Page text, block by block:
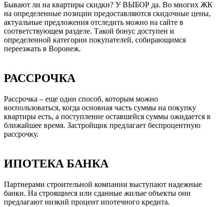
Бывают ли на квартиры скидки? У ВЫБОР да. Во многих ЖК
на определенные позиции предоставляются скидочные цены,
актуальные предложения отследить можно на сайте в
соответствующем разделе. Такой бонус доступен и
определенной категории покупателей, собирающимся
переезжать в Воронеж.
РАССРОЧКА
Рассрочка – еще один способ, которым можно
воспользоваться, когда основная часть суммы на покупку
квартиры есть, а поступление оставшейся суммы ожидается в
ближайшее время. Застройщик предлагает беспроцентную
рассрочку.
ИПОТЕКА БАНКА
Партнерами строительной компании выступают надежные
банки. На строящиеся или сданные жилые объекты они
предлагают низкий процент ипотечного кредита.